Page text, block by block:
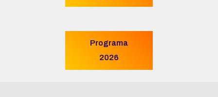
Programa
2026